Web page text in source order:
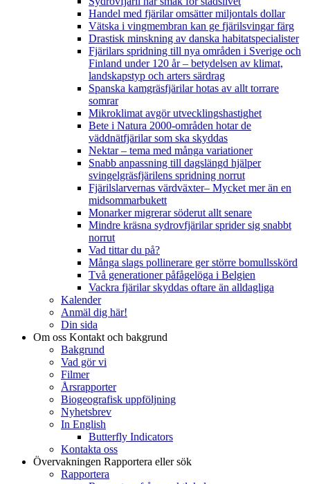
Handel med fjärilar omsätter miljontals dollar
Vätska i vingmembran kan ge fjärilsvingar färg
Drastisk minskning av danska habitatspecialister
Fjärilars spridning till nya områden i Sverige och
Finland under 120 år– betydelsen av klimat,
landskapstyp och arters särdrag
Spanska kamgräsfjärilar hotas av allt torrare
somrar
Mikroklimat avgör utvecklingshastighet
Bete i Natura 2000-områden hotar de
väddnätfjärilar som ska skyddas
Nektar – tema med många variationer
Snabb anpassning till dagslängd hjälper
svingelgräsfjärilens spridning norrut
Fjärilslarvernas värdväxter– Mycket mer än en
midsommarbukett
Monarker migrerar söderut allt senare
Mindre kräsna sydrovfjärilar sprider sig snabbt
norrut
Vad tittar du på?
Många slags pollinerare ger större bomullsskörd
Två generationer påfågelöga i Belgien
Vackra fjärilar skyddas oftare än alldagliga
Kalender
Anmäl dig här!
Din sida
Om oss Kontakt och bakgrund
Bakgrund
Vad gör vi
Filmer
Årsrapporter
Biogeografisk uppföljning
Nyhetsbrev
In English
Butterfly Indicators
Kontakta oss
Övervakningen Rapportera eller sök
Rapportera